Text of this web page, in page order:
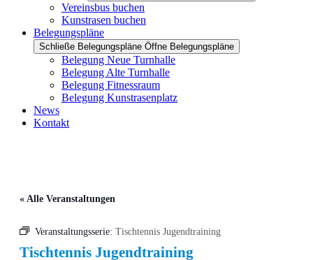
Vereinsbus buchen
Kunstrasen buchen
Belegungspläne
Schließe Belegungspläne Öffne Belegungspläne
Belegung Neue Turnhalle
Belegung Alte Turnhalle
Belegung Fitnessraum
Belegung Kunstrasenplatz
News
Kontakt
« Alle Veranstaltungen
Veranstaltungsserie: Tischtennis Jugendtraining
Tischtennis Jugendtraining